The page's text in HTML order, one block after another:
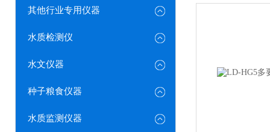
其他行业专用仪器
水质检测仪
水文仪器
种子粮食仪器
水质监测仪器